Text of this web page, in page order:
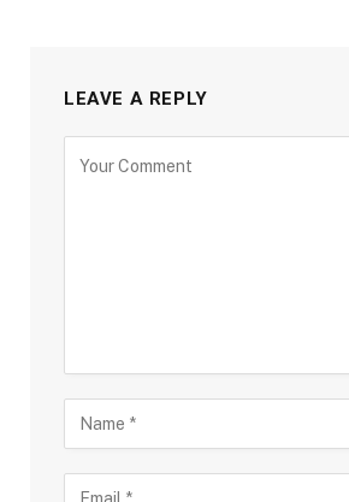
LEAVE A REPLY